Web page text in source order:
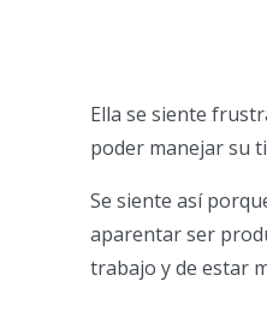
Ella se siente
poder manejar su
Se siente así
aparentar ser
trabajo y de estar